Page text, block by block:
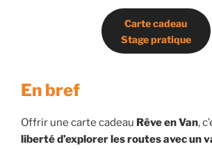
Carte cadeau
Stage pratique
En bref
Offrir une carte cadeau Rêve en Van,
liberté d’explorer les routes avec un